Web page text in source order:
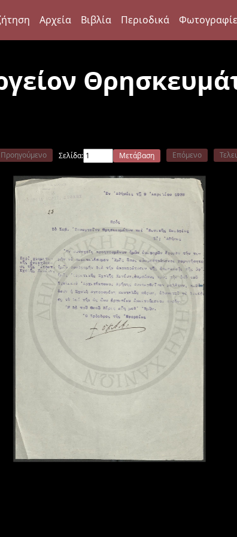
Αρχεία Βιβλία Περιοδικά
Προηγούμενο Σελίδα: Μετάβαση Επόμενο